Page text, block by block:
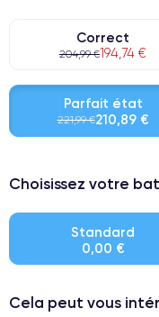
Correct
204,99 €194,74 €
Parfait état
221,99 €210,89 €
⭐ Premium
● Batterie : usage intensif.
● Seuls 5% de nos
Choisissez votre
Standard
0,00 €
Cela peut vous